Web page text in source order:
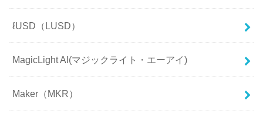
ℓUSD（LUSD）
MagicLight AI(マジックライト・エーアイ)
Maker（MKR）